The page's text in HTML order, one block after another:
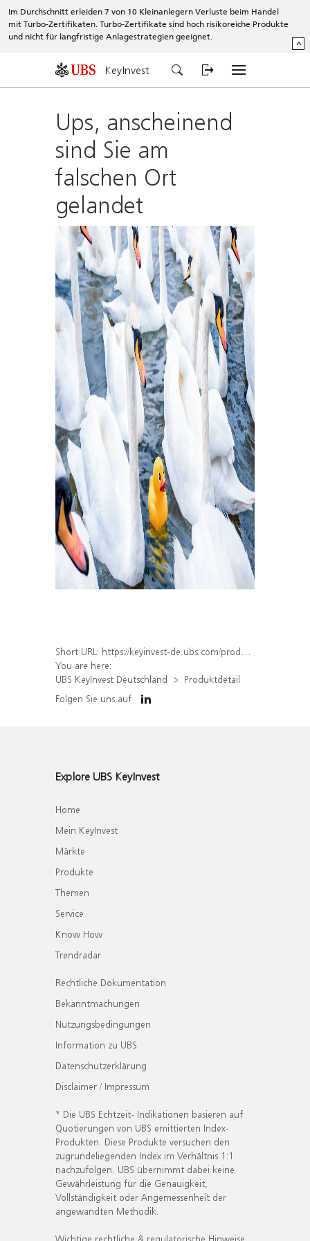
Im Durchschnitt erleiden 7 von 10 Kleinanlegern Verluste beim Handel
mit Turbo-Zertifikaten. Turbo-Zertifikate sind hoch risikoreiche Produkte
und nicht für langfristige Anlagestrategien geeignet.
^
KeyInvest
Ups, anscheinend
sind Sie am
falschen Ort
gelandet
Short URL: https://keyinvest-de.ubs.com/produkt/detail/index/isin/DE000WA65FC7
You are here:
UBS KeyInvest Deutschland
Produktdetail
Folgen Sie uns auf
Explore UBS KeyInvest
Home
Mein KeyInvest
Märkte
Produkte
Themen
Service
Know How
Trendradar
Rechtliche Dokumentation
Bekanntmachungen
Nutzungsbedingungen
Information zu UBS
Datenschutzerklärung
Disclaimer / Impressum
* Die UBS Echtzeit- Indikationen basieren auf
Quotierungen von UBS emittierten Index-
Produkten. Diese Produkte versuchen den
zugrundeliegenden Index im Verhältnis 1:1
nachzufolgen. UBS übernimmt dabei keine
Gewährleistung für die Genauigkeit,
Vollständigkeit oder Angemessenheit der
angewandten Methodik.